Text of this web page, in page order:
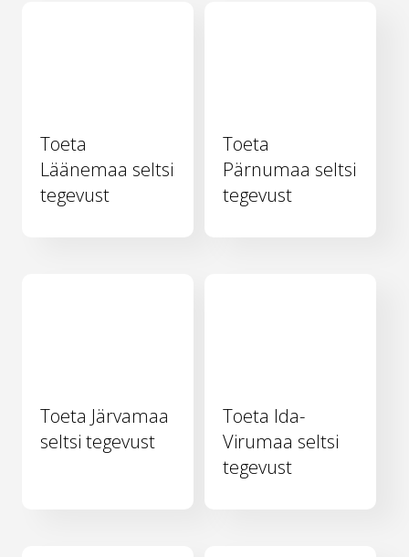
Toeta
Läänemaa seltsi
tegevust
Toeta
Pärnumaa seltsi
tegevust
Toeta Järvamaa
seltsi tegevust
Toeta Ida-
Virumaa seltsi
tegevust